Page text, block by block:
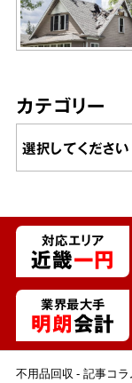
カテゴリー
対応エリア
近畿一円
業界最大手
明朗会計
不用品回収 記事コラ